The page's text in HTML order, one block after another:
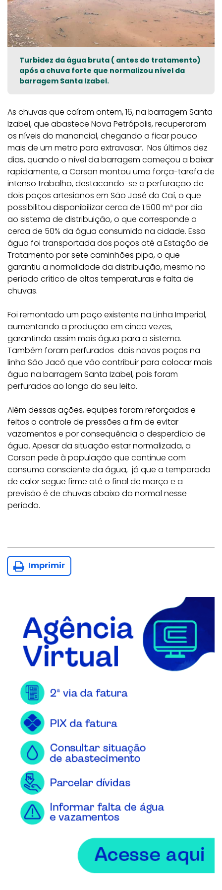
Turbidez da água bruta ( antes do tratamento)
após a chuva forte que normalizou nível da
barragem Santa Izabel.
As chuvas que caíram ontem, 16, na barragem Santa
Izabel, que abastece Nova Petrópolis, recuperaram
os níveis do manancial, chegando a ficar pouco
mais de um metro para extravasar. Nos últimos dez
dias, quando o nível da barragem começou a baixar
rapidamente, a Corsan montou uma força-tarefa de
intenso trabalho, destacando-se a perfuração de
dois poços artesianos em São José do Caí, o que
possibilitou disponibilizar cerca de 1.500 m³ por dia
ao sistema de distribuição, o que corresponde a
cerca de 50% da água consumida na cidade. Essa
água foi transportada dos poços até a Estação de
Tratamento por sete caminhões pipa, o que
garantiu a normalidade da distribuição, mesmo no
período crítico de altas temperaturas e falta de
chuvas.
Foi remontado um poço existente na Linha Imperial,
aumentando a produção em cinco vezes,
garantindo assim mais água para o sistema.
Também foram perfurados dois novos poços na
linha São Jacó que vão contribuir para colocar mais
água na barragem Santa Izabel, pois foram
perfurados ao longo do seu leito.
Além dessas ações, equipes foram reforçadas e
feitos o controle de pressões a fim de evitar
vazamentos e por consequência o desperdício de
água. Apesar da situação estar normalizada, a
Corsan pede à população que continue com
consumo consciente da água, já que a temporada
de calor segue firme até o final de março e a
previsão é de chuvas abaixo do normal nesse
período.
Imprimir